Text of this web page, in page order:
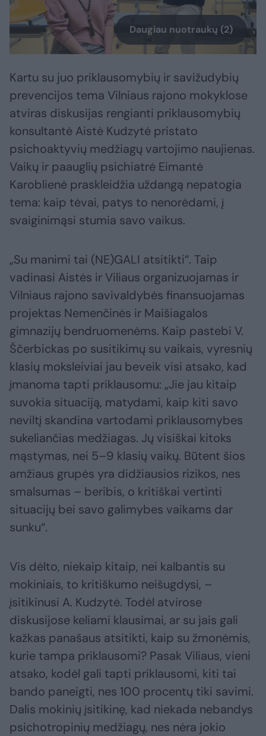
Daugiau nuotraukų (2)
Kartu su juo priklausomybių ir savižudybių
prevencijos tema Vilniaus rajono mokyklose
atviras diskusijas rengianti priklausomybių
konsultantė Aistė Kudzytė pristato
psichoaktyvių medžiagų vartojimo naujienas.
Vaikų ir paauglių psichiatrė Eimantė
Karoblienė praskleidžia uždangą nepatogia
tema: kaip tėvai, patys to nenorėdami, į
svaiginimąsi stumia savo vaikus.
„Su manimi tai (NE)GALI atsitikti“. Taip
vadinasi Aistės ir Viliaus organizuojamas ir
Vilniaus rajono savivaldybės finansuojamas
projektas Nemenčinės ir Maišiagalos
gimnazijų bendruomenėms. Kaip pastebi V.
Ščerbickas po susitikimų su vaikais, vyresnių
klasių moksleiviai jau beveik visi atsako, kad
įmanoma tapti priklausomu: „Jie jau kitaip
suvokia situaciją, matydami, kaip kiti savo
neviltį skandina vartodami priklausomybes
sukeliančias medžiagas. Jų visiškai kitoks
mąstymas, nei 5–9 klasių vaikų. Būtent šios
amžiaus grupės yra didžiausios rizikos, nes
smalsumas – beribis, o kritiškai vertinti
situacijų bei savo galimybes vaikams dar
sunku“.
Vis dėlto, niekaip kitaip, nei kalbantis su
mokiniais, to kritiškumo neišugdysi, –
įsitikinusi A. Kudzytė. Todėl atvirose
diskusijose keliami klausimai, ar su jais gali
kažkas panašaus atsitikti, kaip su žmonėmis,
kurie tampa priklausomi? Pasak Viliaus, vieni
atsako, kodėl gali tapti priklausomi, kiti tai
bando paneigti, nes 100 procentų tiki savimi.
Dalis mokinių įsitikinę, kad niekada nebandys
psichotropinių medžiagų, nes nėra jokio